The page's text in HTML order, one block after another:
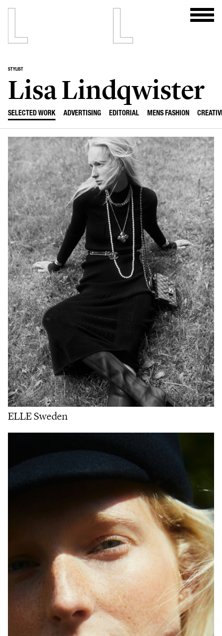
STYLIST
Lisa Lindqwister
SELECTED WORK ADVERTISING EDITORIAL MENS FASHION
ELLE Sweden